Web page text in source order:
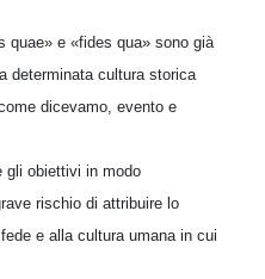
quae» e «fides qua» sono già
determinata cultura storica
dicevamo, evento e
gli obiettivi in modo
rischio di attribuire lo
e alla cultura umana in cui